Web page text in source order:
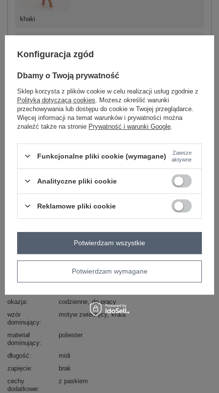
khaki
ciemny zielony
One size 5906694062698
ZALOGUJ SIĘ I ZOBACZ CENĘ
Zadzwoń+48 601 547 740 Zadaj pytanie
skład materiału : 90% poliester, 10% elastan
sposób prania : pranie w pralce w 30°C
Kod produktu
IT-SD-18951-5.07
okazja
codzienne do pracy
wzór
dominujący
motyw zwierzęcy krata
materiał
dominujący
poliester
długość
midi
zapięcie
brak
cechy
dodatkowe
z paskiem
Konfiguracja zgód
Dbamy o Twoją prywatność
Sklep korzysta z plików cookie w celu realizacji usług zgodnie z
Polityką dotyczącą cookies . Możesz określić warunki
przechowywania lub dostępu do cookie w Twojej przeglądarce.
Więcej informacji na temat warunków i prywatności można
znaleźć także na stronie Prywatność i warunki Google
Funkcjonalne pliki cookie (wymagane)
Zawsze
aktywne
Analityczne pliki cookie
Reklamowe pliki cookie
Potwierdzam wymagane
Potwierdzam wszystkie